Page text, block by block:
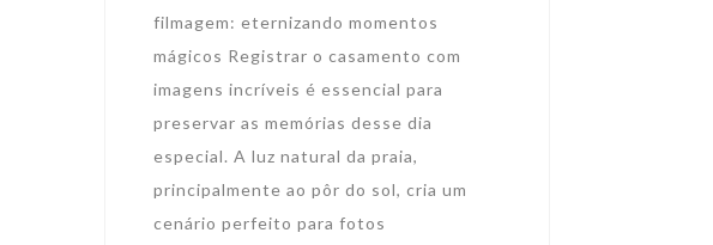
filmagem: eternizando momentos
mágicos Registrar o casamento com
imagens incríveis é essencial para
preservar as memórias desse dia
especial. A luz natural da praia,
principalmente ao pôr do sol, cria um
cenário perfeito para fotos